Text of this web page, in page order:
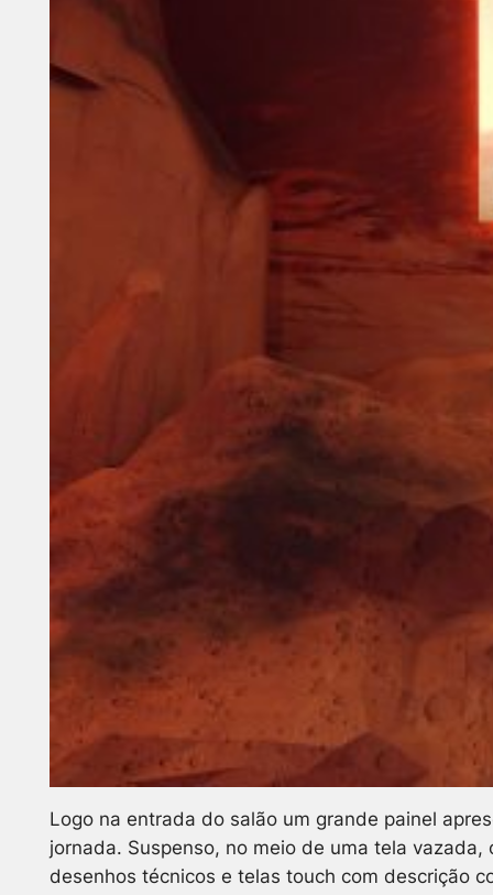
Logo na entrada do salão um grande painel
jornada. Suspenso, no meio de uma tela
desenhos técnicos e telas touch com descrição